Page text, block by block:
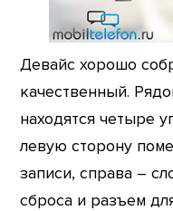
Девайс хорошо
качественный.
находятся четыре
левую сторону
записи, справа –
сброса и разъем